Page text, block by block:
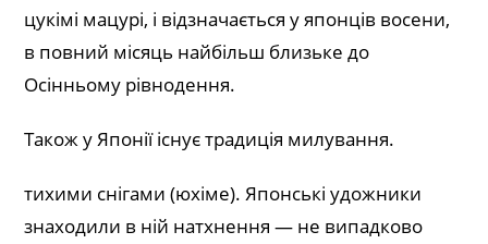
цукімі мацурі, і відзначається у японців восени,
в повний місяць найбільш близьке до
Осінньому рівнодення.
Також у Японії існує традиція милування.
тихими снігами (юхіме). Японські удожники
знаходили в ній натхнення — не випадково